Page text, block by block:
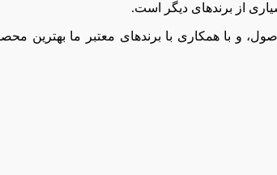
از برندهای دیگر است.
و با همکاری با برندهای معتبر ما بهترین